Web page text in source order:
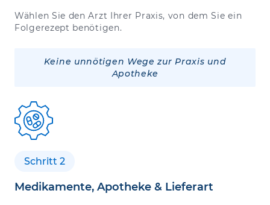
Wählen Sie den Arzt Ihrer Praxis, von dem Sie ein
Folgerezept benötigen.
Keine unnötigen Wege zur Praxis und
Apotheke
Schritt 2
Medikamente, Apotheke & Lieferart